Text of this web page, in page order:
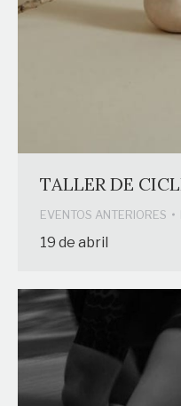
TALLER DE
EVENTOS ANTERIORES
19 de abril